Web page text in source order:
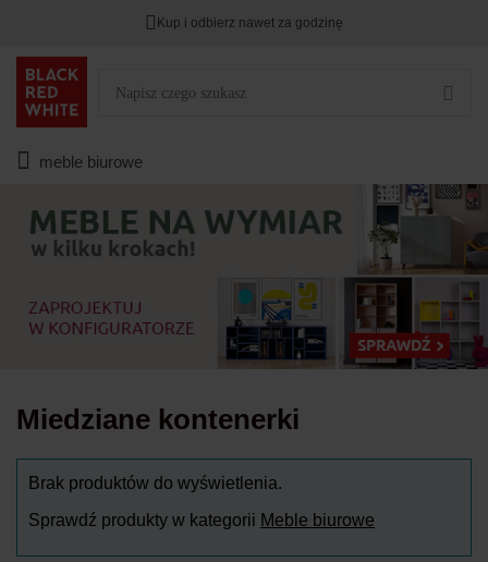
HITY DNIA przy zapisie na Newsletter.
Kup i odbierz nawet za godzinę
meble biurowe
Miedziane kontenerki
Brak produktów do wyświetlenia.
Sprawdź produkty w kategorii Meble biurowe